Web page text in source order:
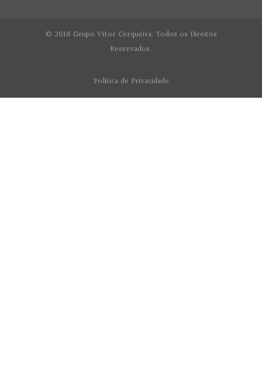
© 2018 Grupo Vítor Cerqueira. Todos os Direitos
Reservados.
Politica de Privacidade